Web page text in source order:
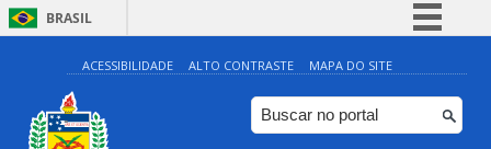
BRASIL
Simplifique!
Comunica BR
Participe
ACESSIBILIDADE ALTO CONTRASTE MAPA DO SITE